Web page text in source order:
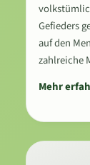
Gefieders
auf den
zahlreiche
Mehr